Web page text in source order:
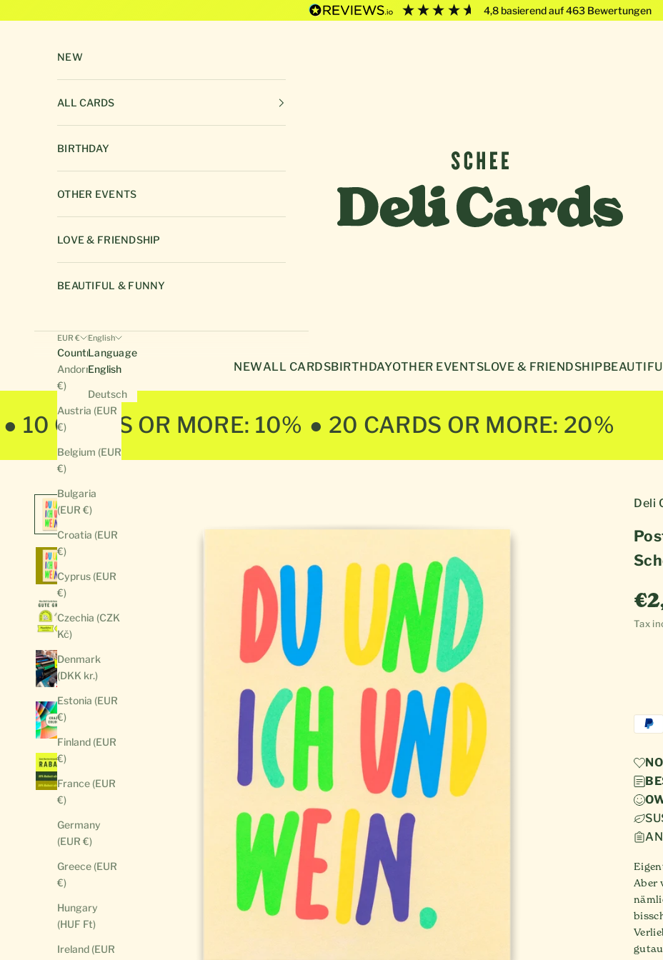
Γ 4,8 basierend auf463 Bewertungen
Deli Cards von SCHEE GmbH
NEWALL CARDSBIRTHDAYOTHER EVENTSLOVE & FRIENDSHIP
NEW
ALL CARDS
BIRTHDAY
OTHER EVENTS
LOVE & FRIENDSHIP
BEAUTIFUL & FUNNY
EUR €
Country
Andorra (EUR
€)
Austria (EUR
€)
Belgium (EUR
€)
Bulgaria
(EUR €)
Croatia (EUR
€)
Cyprus (EUR
€)
Czechia (CZK
Kč)
Denmark
(DKK kr.)
Estonia (EUR
€)
Finland (EUR
€)
France (EUR
€)
Germany
(EUR €)
Greece (EUR
€)
Hungary
(HUF Ft)
Ireland (EUR
English
Language
English
Deutsch
● 10 CARDS OR MORE: 10% ● 20 CARDS OR MORE: 20%
Deli
Tax
Aber